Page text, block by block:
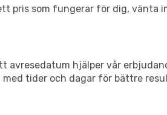
pris som fungerar för dig, vänta
avresedatum hjälper vår
tider och dagar för bättre